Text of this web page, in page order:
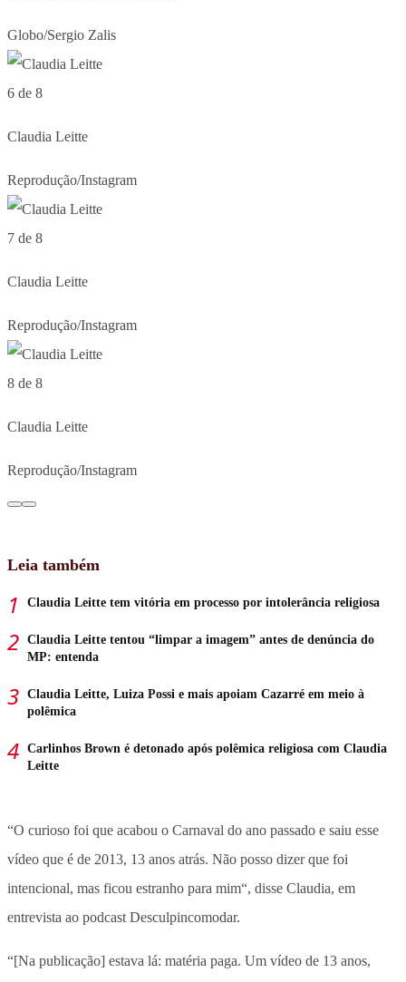
Globo/Sergio Zalis
6 de 8
Claudia Leitte
Reprodução/Instagram
7 de 8
Claudia Leitte
Reprodução/Instagram
8 de 8
Claudia Leitte
Reprodução/Instagram
Leia também
Claudia Leitte tem vitória em processo por intolerância religiosa
Claudia Leitte tentou “limpar a imagem” antes de denúncia do
MP: entenda
Claudia Leitte, Luiza Possi e mais apoiam Cazarré em meio à
polêmica
Carlinhos Brown é detonado após polêmica religiosa com Claudia
Leitte
“O curioso foi que acabou o Carnaval do ano passado e saiu esse
vídeo que é de 2013, 13 anos atrás. Não posso dizer que foi
intencional, mas ficou estranho para mim“, disse Claudia, em
entrevista ao podcast Desculpincomodar.
“[Na publicação] estava lá: matéria paga. Um vídeo de 13 anos,